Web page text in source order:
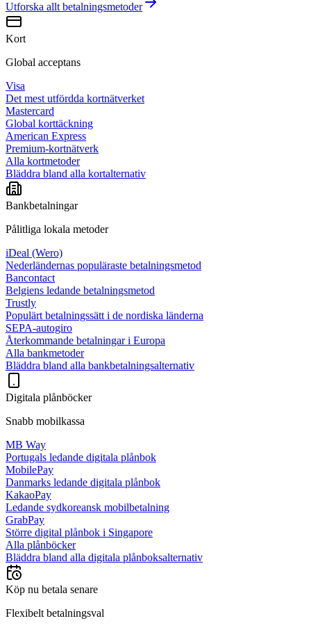
Utforska allt betalningsmetoder
Kort
Global acceptans
Visa
Det mest utfördda kortnätverket
Mastercard
Global korttäckning
American Express
Premium-kortnätverk
Alla kortmetoder
Bläddra bland alla kortalternativ
Bankbetalningar
Pålitliga lokala metoder
iDeal (Wero)
Nederländernas populäraste betalningsmetod
Bancontact
Belgiens ledande betalningsmetod
Trustly
Populärt betalningssätt i de nordiska länderna
SEPA-autogiro
Återkommande betalningar i Europa
Alla bankmetoder
Bläddra bland alla bankbetalningsalternativ
Digitala plånböcker
Snabb mobilkassa
MB Way
Portugals ledande digitala plånbok
MobilePay
Danmarks ledande digitala plånbok
KakaoPay
Ledande sydkoreansk mobilbetalning
GrabPay
Större digital plånbok i Singapore
Alla plånböcker
Bläddra bland alla digitala plånboksalternativ
Köp nu betala senare
Flexibelt betalningsval